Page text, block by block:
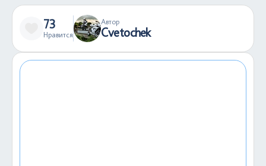
принтера и бумаги. Готовую раскрашенную
картинку можно сохранить себе, а если
результат не понравился, можно заново
73
Нравится
Автор
Cvetochek